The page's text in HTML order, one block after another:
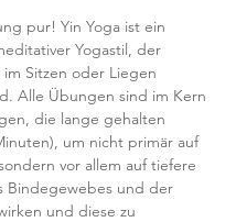
pur! Yin Yoga ist ein
Yogastil, der
im Sitzen oder Liegen
Alle Übungen sind im Kern
die lange gehalten
um nicht primär auf
vor allem auf tiefere
Bindegewebes und der
und diese zu